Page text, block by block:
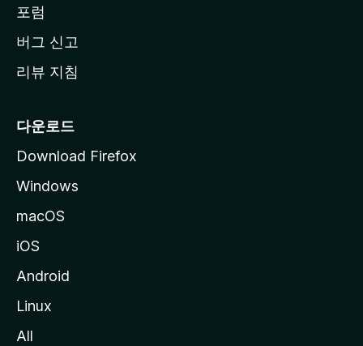
동
포럼
버그 신고
리뷰 지침
다운로드
Download Firefox
Windows
macOS
iOS
Android
Linux
All